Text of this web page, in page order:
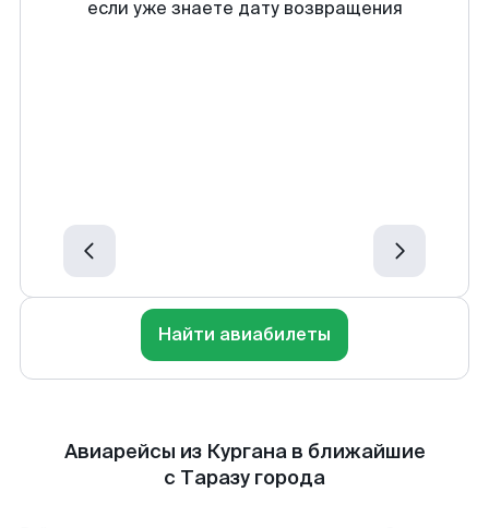
если уже знаете дату возвращения
Найти авиабилеты
Авиарейсы из Кургана в ближайшие
с Таразу города